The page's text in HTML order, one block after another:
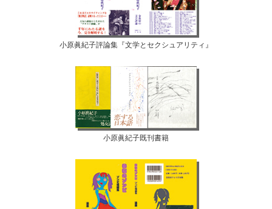
小原眞紀子評論集『文学とセクシュアリティ』
小原眞紀子既刊書籍